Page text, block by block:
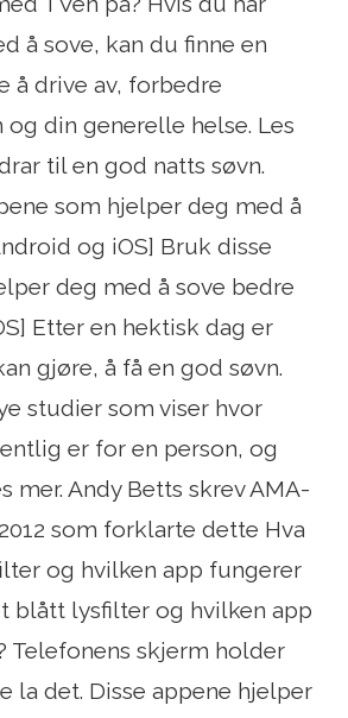
å sove, kan du finne en
å drive av, forbedre
og din generelle helse. Les
til en god natts søvn.
som hjelper deg med å
og iOS] Bruk disse
deg med å sove bedre
Etter en hektisk dag er
gjøre, å få en god søvn.
studier som viser hvor
er for en person, og
mer. Andy Betts skrev AMA-
som forklarte dette Hva
og hvilken app fungerer
blått lysfilter og hvilken app
Telefonens skjerm holder
la det. Disse appene hjelper